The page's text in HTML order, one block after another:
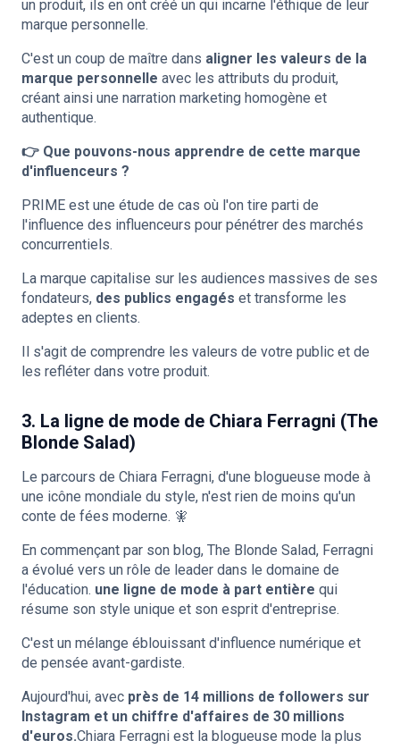
un produit, ils en ont créé un qui incarne l'éthique de leur
marque personnelle.
C'est un coup de maître dans aligner les valeurs de la
marque personnelle avec les attributs du produit,
créant ainsi une narration marketing homogène et
authentique.
👉 Que pouvons-nous apprendre de cette marque
d'influenceurs ?
PRIME est une étude de cas où l'on tire parti de
l'influence des influenceurs pour pénétrer des marchés
concurrentiels.
La marque capitalise sur les audiences massives de ses
fondateurs, des publics engagés et transforme les
adeptes en clients.
Il s'agit de comprendre les valeurs de votre public et de
les refléter dans votre produit.
3. La ligne de mode de Chiara Ferragni (The
Blonde Salad)
Le parcours de Chiara Ferragni, d'une blogueuse mode à
une icône mondiale du style, n'est rien de moins qu'un
conte de fées moderne. 🧚
En commençant par son blog, The Blonde Salad, Ferragni
a évolué vers un rôle de leader dans le domaine de
l'éducation. une ligne de mode à part entière qui
résume son style unique et son esprit d'entreprise.
C'est un mélange éblouissant d'influence numérique et
de pensée avant-gardiste.
Aujourd'hui, avec près de 14 millions de followers sur
Instagram et un chiffre d'affaires de 30 millions
d'euros.Chiara Ferragni est la blogueuse mode la plus